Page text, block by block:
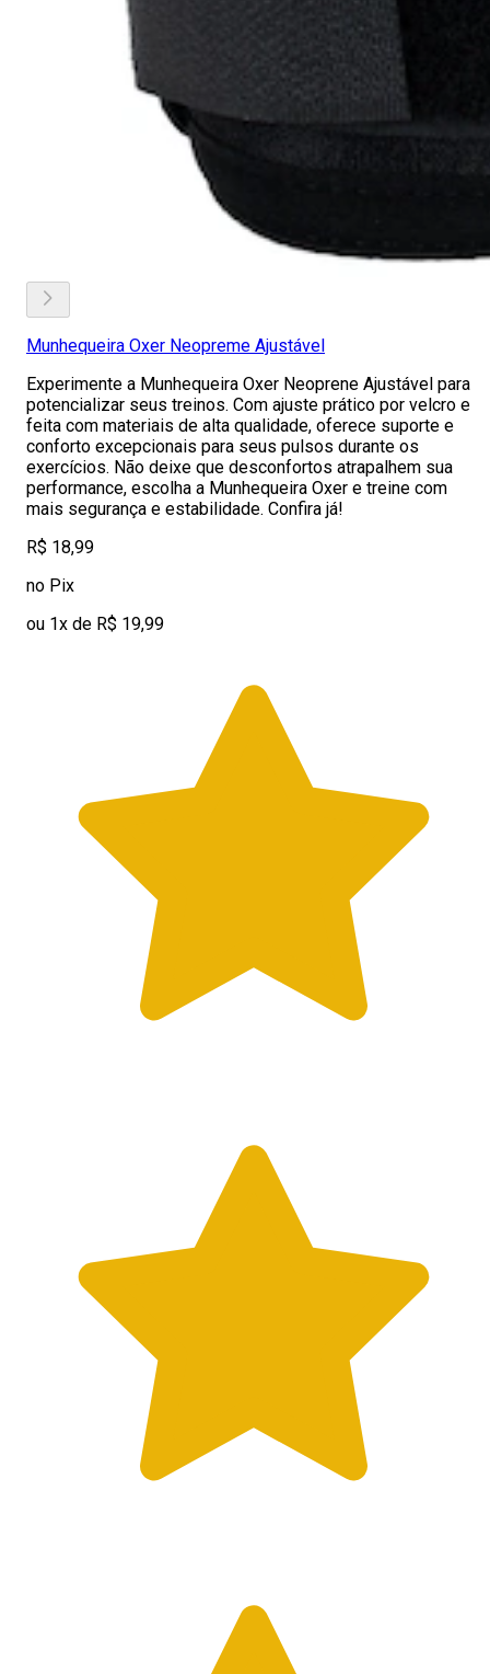
Munhequeira Oxer Neopreme Ajustável
Experimente a Munhequeira Oxer Neoprene Ajustável para
potencializar seus treinos. Com ajuste prático por velcro e
feita com materiais de alta qualidade, oferece suporte e
conforto excepcionais para seus pulsos durante os
exercícios. Não deixe que desconfortos atrapalhem sua
performance, escolha a Munhequeira Oxer e treine com
mais segurança e estabilidade. Confira já!
R$ 18,99
no Pix
ou 1x de R$ 19,99